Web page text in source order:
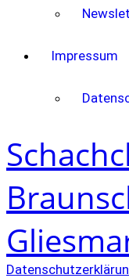
Impressum